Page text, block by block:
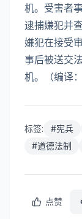
机。受害者
逮捕嫌犯并
嫌犯在接受
事后被送交
机。（编译：
标签: #宪兵
#道德法制
点赞